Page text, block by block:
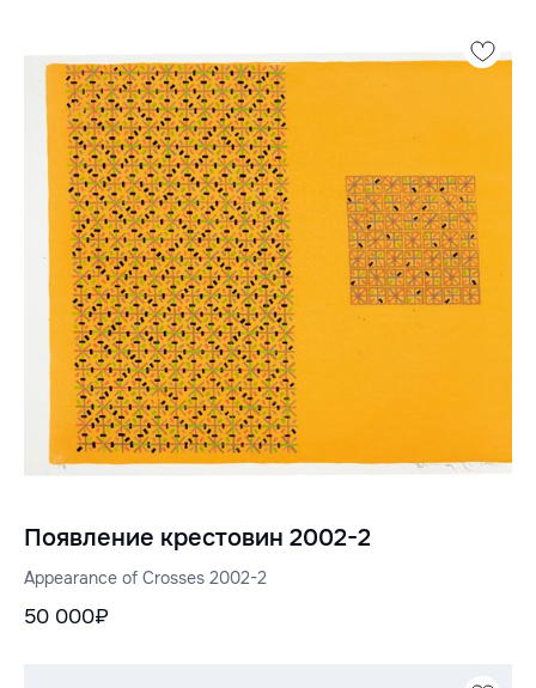
Появление крестовин 2002-2
Appearance of Crosses 2002-2
50 000₽